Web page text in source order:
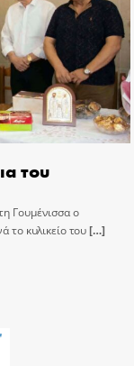
του
Γουμένισσα ο
το κυλικείο του[…]